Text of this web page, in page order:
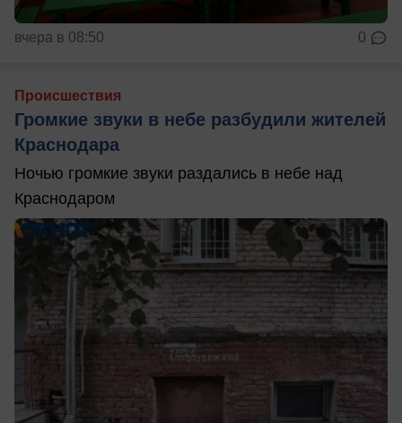
вчера в 08:50 0
Происшествия
Громкие звуки в небе разбудили жителей
Краснодара
Ночью громкие звуки раздались в небе над
Краснодаром